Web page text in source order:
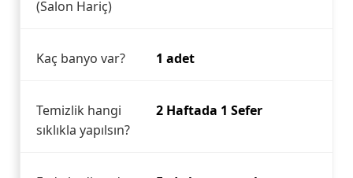
(Salon Hariç)
Kaç banyo var? 1 adet
Temizlik hangi
sıklıkla yapılsın?
2 Haftada 1 Sefer